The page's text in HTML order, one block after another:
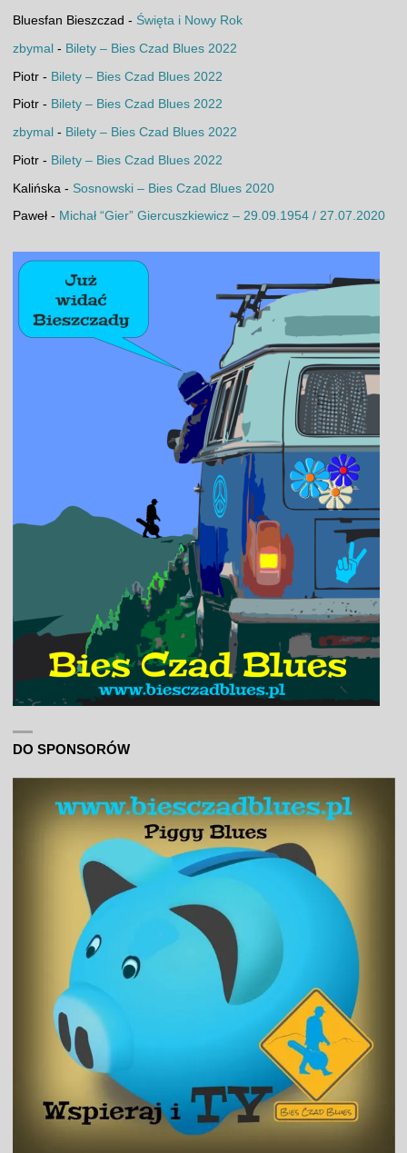
Bluesfan Bieszczad - Święta i Nowy Rok
zbymal - Bilety – Bies Czad Blues 2022
Piotr- Bilety – Bies Czad Blues 2022
Piotr- Bilety – Bies Czad Blues 2022
zbymal - Bilety – Bies Czad Blues 2022
Piotr- Bilety – Bies Czad Blues 2022
Kalińska - Sosnowski – Bies Czad Blues 2020
Paweł- Michał “Gier” Giercuszkiewicz – 29.09.1954 / 27.07.2020
DO SPONSORÓW